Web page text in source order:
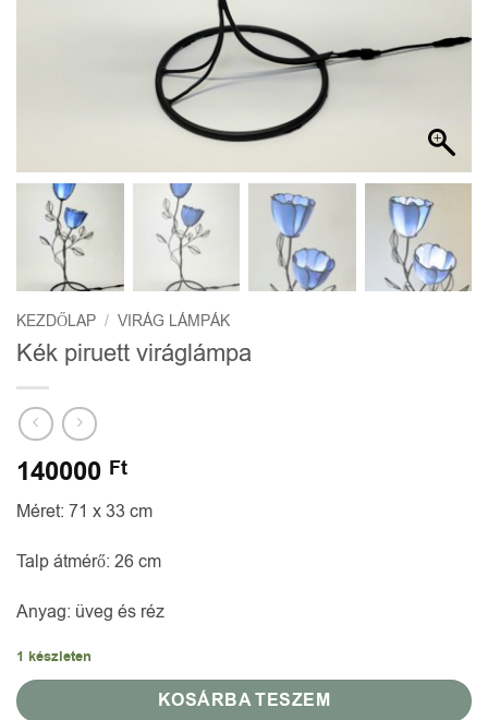
KEZDŐLAP / VIRÁG LÁMPÁK
Kék piruett viráglámpa
140000 Ft
Méret: 71 x 33 cm
Talp átmérő: 26 cm
Anyag: üveg és réz
1 készleten
KOSÁRBA TESZEM